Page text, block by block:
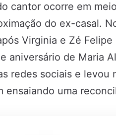
cantor ocorre em
do ex-casal.
Virginia e Zé
aniversário de Maria
redes sociais e levou
ensaiando uma